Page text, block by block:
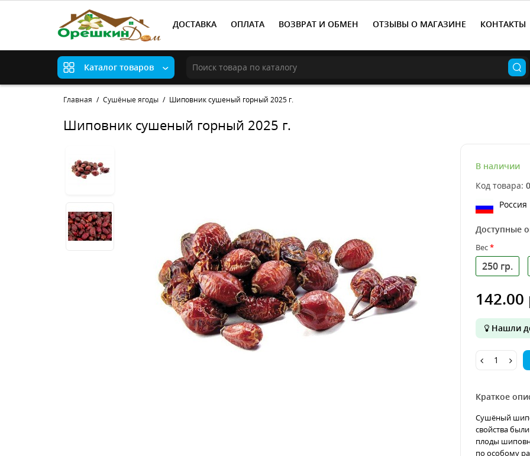
ДОСТАВКА ОПЛАТА ВОЗВРАТ И ОБМЕН ОТЗЫВЫ О МАГАЗИНЕ КОНТАКТЫ
Каталог товаров
Главная Сушёные ягоды Шиповник сушеный горный 2025 г.
Шиповник сушеный горный 2025 г.
В наличии
Код товара:
Россия
Доступные
Вес
250 гр.
142.00
Нашли
Краткое
Сушёный
свойства
плоды
по особому